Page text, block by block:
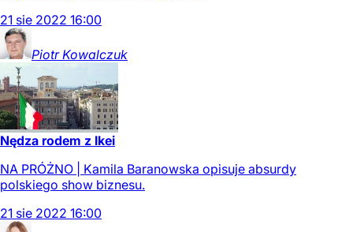
21 sie 2022 16:00
Piotr Kowalczuk
Nędza rodem z Ikei
NA PRÓŻNO | Kamila Baranowska opisuje absurdy
polskiego show biznesu.
21 sie 2022 16:00